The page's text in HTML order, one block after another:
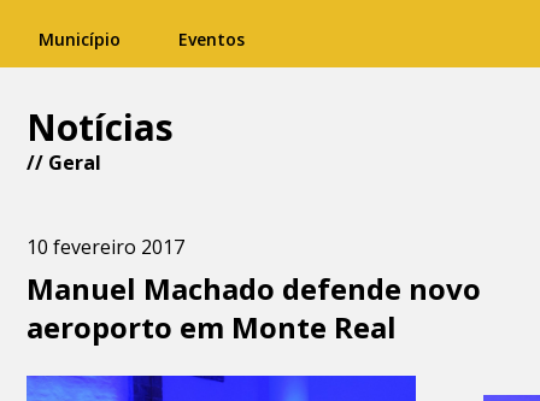
Município Eventos
Notícias
// Geral
10 fevereiro 2017
Manuel Machado defende novo
aeroporto em Monte Real